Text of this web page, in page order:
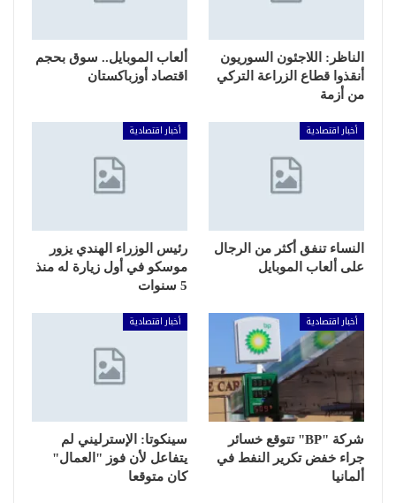
الناظر: اللاجئون السوريون
أنقذوا قطاع الزراعة التركي
من أزمة
ألعاب الموبايل.. سوق بحجم
اقتصاد أوزباكستان
أخبار اقتصادية
النساء تنفق أكثر من الرجال
على ألعاب الموبايل
أخبار اقتصادية
رئيس الوزراء الهندي يزور
موسكو في أول زيارة له منذ
5 سنوات
أخبار اقتصادية
شركة "BP" تتوقع خسائر
جراء خفض تكرير النفط في
ألمانيا
أخبار اقتصادية
سينكوتا: الإسترليني لم
يتفاعل لأن فوز "العمال"
كان متوقعا